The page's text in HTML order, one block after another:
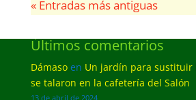
« Entradas más antiguas
Últimos comentarios
Dámasoen Un jardín para sustituir
se talaron en la cafetería del Salón
13 de abril de 2024